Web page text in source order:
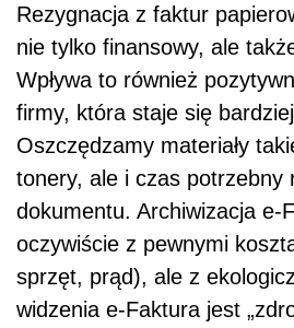
Rezygnacja z faktur
nie tylko finansowy, ale
Wpływa to również
firmy, która staje się
Oszczędzamy materiały
tonery, ale i czas potrzebny
dokumentu. Archiwizacja e-
oczywiście z pewnymi
sprzęt, prąd), ale z
widzenia e-Faktura jest